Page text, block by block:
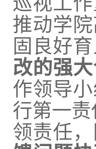
推动学
固良好
改的强大
作领导
行第一
领责任